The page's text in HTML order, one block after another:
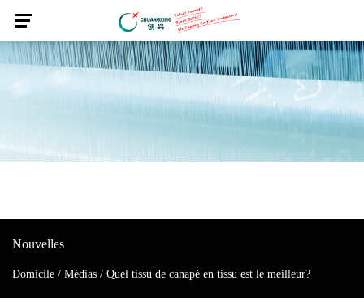
Nouvelles
Domicile / Médias / Quel tissu de canapé en tissu est le meilleur?